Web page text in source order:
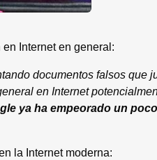
Internet en general:
documentos falsos que
en Internet
ya ha empeorado un
la Internet moderna: